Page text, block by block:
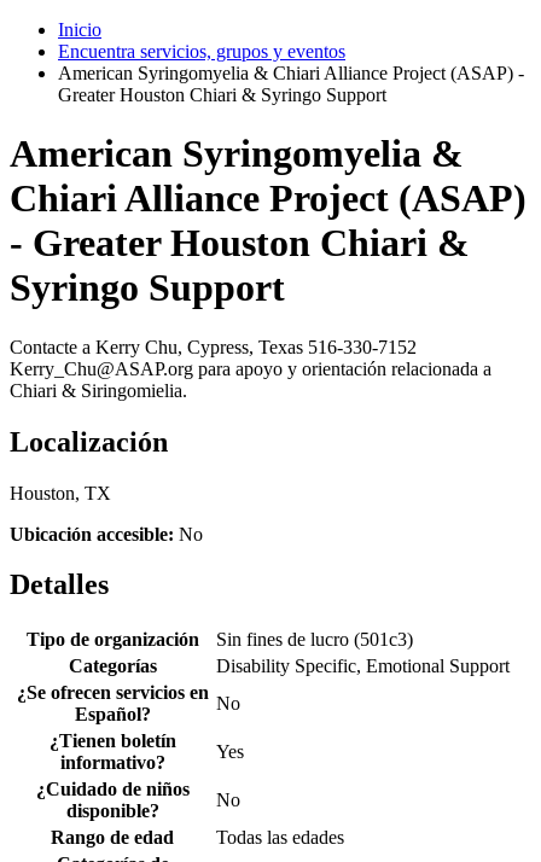
Inicio
Encuentra servicios, grupos y eventos
American Syringomyelia & Chiari Alliance Project (ASAP) -
Greater Houston Chiari & Syringo Support
American Syringomyelia &
Chiari Alliance Project (ASAP)
- Greater Houston Chiari &
Syringo Support
Contacte a Kerry Chu, Cypress, Texas 516-330-7152
Kerry_Chu@ASAP.org para apoyo y orientación relacionada a
Chiari & Siringomielia.
Localización
Houston, TX
Ubicación accesible: No
Detalles
Tipo de organización
Sin fines de lucro (501c3)
Categorías
Disability Specific, Emotional Support
¿Se ofrecen servicios en
Español?
No
¿Tienen boletín
informativo?
Yes
¿Cuidado de niños
disponible?
No
Rango de edad
Todas las edades